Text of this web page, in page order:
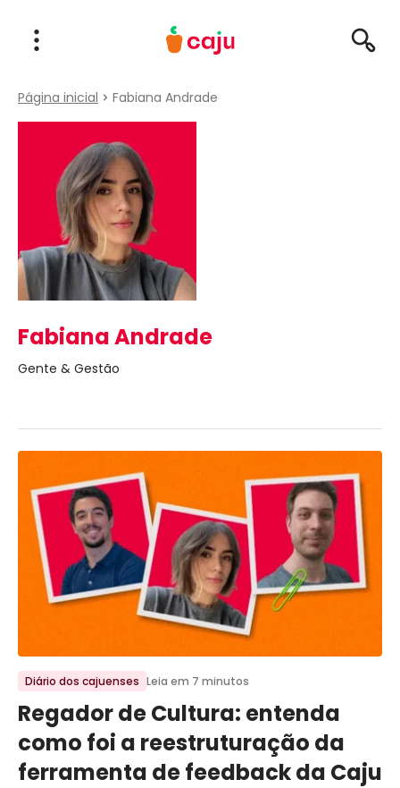
Menu Principal
Abrir Menu
Página inicial Fabiana Andrade
Fabiana Andrade
Gente & Gestão
Diário dos cajuenses Leia em 7 minutos
Regador de Cultura: entenda
como foi a reestruturação da
ferramenta de feedback da Caju